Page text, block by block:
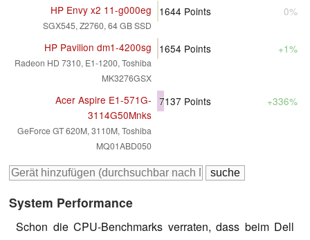
HP Envy x2 11-g000eg
SGX545, Z2760, 64 GB SSD
1644 Points 0%
HP Pavilion dm1-4200sg
Radeon HD 7310, E1-1200, Toshiba
MK3276GSX
1654 Points +1%
Acer Aspire E1-571G-
3114G50Mnks
GeForce GT 620M, 3110M, Toshiba
MQ01ABD050
7137 Points +336%
System Performance
Schon die CPU-Benchmarks verraten, dass beim Dell